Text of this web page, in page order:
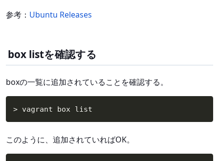
参考： Ubuntu Releases
box listを確認する
boxの一覧に追加されていることを確認する。
> vagrant box list
このように、追加されていればOK。